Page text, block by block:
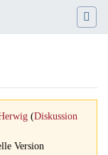
(Diskussion
Version